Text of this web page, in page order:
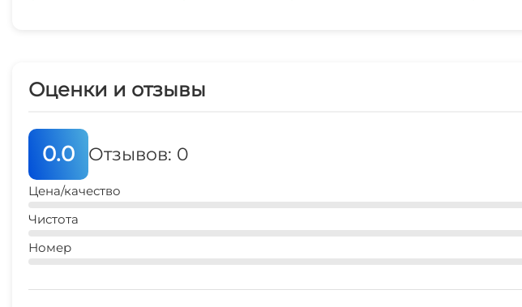
Оценки и отзывы
0.0 Отзывов: 0
Цена/качество
Чистота
Номер